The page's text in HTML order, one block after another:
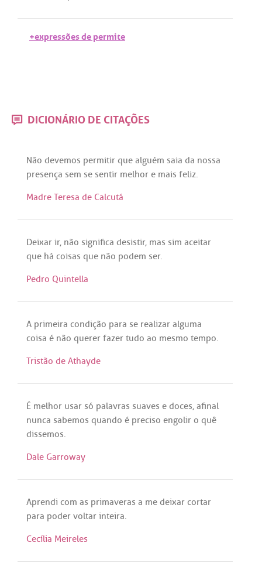
+expressões de permite
DICIONÁRIO DE CITAÇÕES
Não devemos permitir que alguém saia da nossa
presença sem se sentir melhor e mais feliz.
Madre Teresa de Calcutá
Deixar ir, não significa desistir, mas sim aceitar
que há coisas que não podem ser.
Pedro Quintella
A primeira condição para se realizar alguma
coisa é não querer fazer tudo ao mesmo tempo.
Tristão de Athayde
É melhor usar só palavras suaves e doces, afinal
nunca sabemos quando é preciso engolir o quê
dissemos.
Dale Garroway
Aprendi com as primaveras a me deixar cortar
para poder voltar inteira.
Cecília Meireles